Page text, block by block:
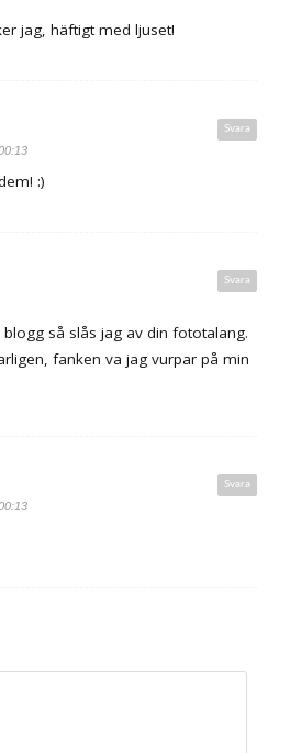
jag, häftigt med ljuset!
Svara
:)
Svara
så slås jag av din fototalang.
fanken va jag vurpar på min
Svara